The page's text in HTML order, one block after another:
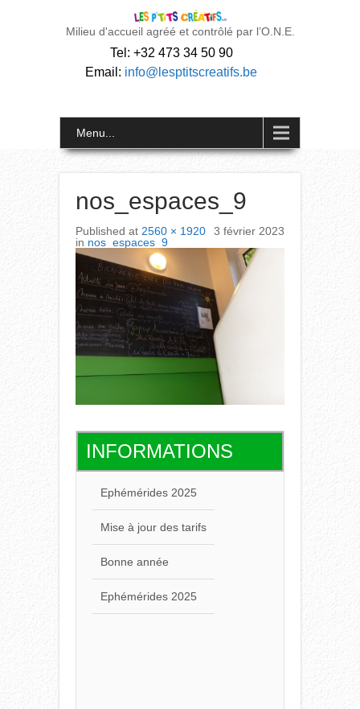
Milieu d'accueil agréé et contrôlé par l’O.N.E.
Tel: +32 473 34 50 90
Email: info@lesptitscreatifs.be
Menu...
nos_espaces_9
Published 3 février 2023
at 2560 × 1920
in nos_espaces_9
INFORMATIONS